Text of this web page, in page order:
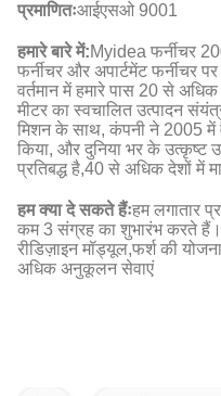
प्रमाणितःआईएसओ 9001
हमारे बारे में:Myidea फर्नीचर
फर्नीचर और अपार्टमेंट फर्नीचर
वर्तमान में हमारे पास 20 से
मीटर का स्वचालित उत्पादन
मिशन के साथ, कंपनी ने 2005 में
किया, और दुनिया भर के उत्कृष्ट
प्रतिबद्ध है,40 से अधिक देशों में
हम क्या दे सकते हैंःहम लगातार
कम 3 संग्रह का शुभारंभ करते
रीडिज़ाइन मॉड्यूल,फर्श की
अधिक अनुकूलन सेवाएं